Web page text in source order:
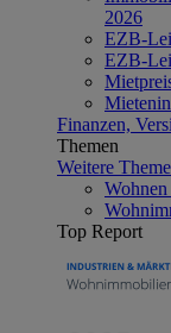
2026
EZB-
EZB-
Finanzen,
Themen
Weitere
Top Report